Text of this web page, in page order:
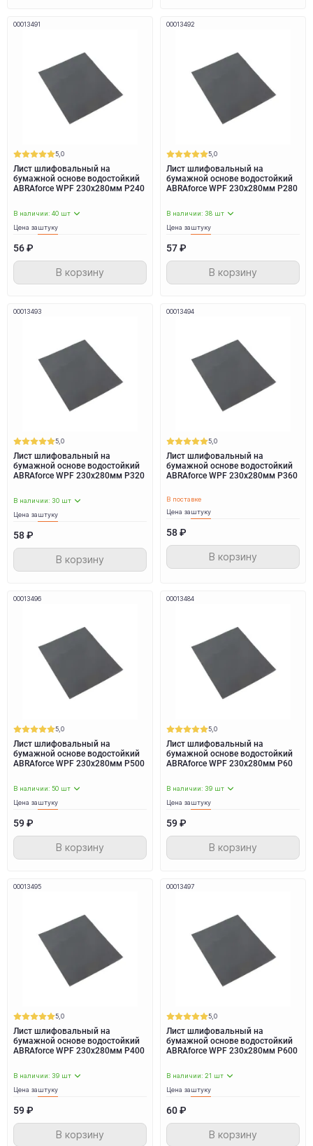
00013491
5,0
Лист шлифовальный на
бумажной основе водостойкий
ABRAforce WPF 230x280мм P240
В наличии: 40 шт
Цена заштуку
56 ₽
В корзину
00013492
5,0
Лист шлифовальный на
бумажной основе водостойкий
ABRAforce WPF 230x280мм P280
В наличии: 38 шт
Цена заштуку
57 ₽
В корзину
00013493
5,0
Лист шлифовальный на
бумажной основе водостойкий
ABRAforce WPF 230x280мм P320
В наличии: 30 шт
Цена заштуку
58 ₽
В корзину
00013494
5,0
Лист шлифовальный на
бумажной основе водостойкий
ABRAforce WPF 230x280мм P360
В поставке
Цена заштуку
58 ₽
В корзину
00013496
5,0
Лист шлифовальный на
бумажной основе водостойкий
ABRAforce WPF 230x280мм P500
В наличии: 50 шт
Цена заштуку
59 ₽
В корзину
00013484
5,0
Лист шлифовальный на
бумажной основе водостойкий
ABRAforce WPF 230x280мм P60
В наличии: 39 шт
Цена заштуку
59 ₽
В корзину
00013495
5,0
Лист шлифовальный на
бумажной основе водостойкий
ABRAforce WPF 230x280мм P400
В наличии: 39 шт
Цена заштуку
59 ₽
В корзину
00013497
5,0
Лист шлифовальный на
бумажной основе водостойкий
ABRAforce WPF 230x280мм P600
В наличии: 21 шт
Цена заштуку
60 ₽
В корзину